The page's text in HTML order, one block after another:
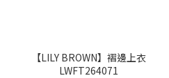
【LILY BROWN】褶邊上衣
LWFT264071